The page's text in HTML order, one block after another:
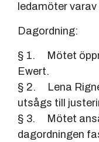
ledamöter
Dagordning:
§ 1. Mötet
Ewert.
§ 2. Lena
utsågs till
§ 3. Mötet
dagordningen